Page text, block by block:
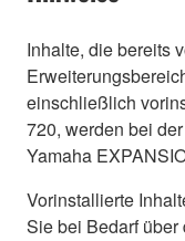
Inhalte, die bereits
einschließlich
720, werden bei
Yamaha
Vorinstallierte
Sie bei Bedarf